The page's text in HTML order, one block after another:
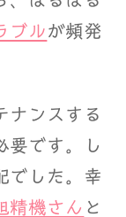
ブル が頻発
ンスする
要です。し
でした。幸
精機さん と